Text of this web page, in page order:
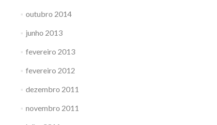
outubro 2014
junho 2013
fevereiro 2013
fevereiro 2012
dezembro 2011
novembro 2011